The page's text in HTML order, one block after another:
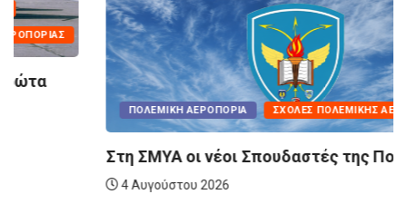
ΠΟΛΕΜΙΚΉ ΑΕΡΟΠΟΡΊΑ ΣΧΟΛΈΣ ΠΟΛΕΜΙΚΉΣ ΑΕΡΟΠΟΡΊΑΣ
Στη ΣΜΥΑ οι νέοι Σπουδαστές της Πολεμικής...
4 Αυγούστου 2026